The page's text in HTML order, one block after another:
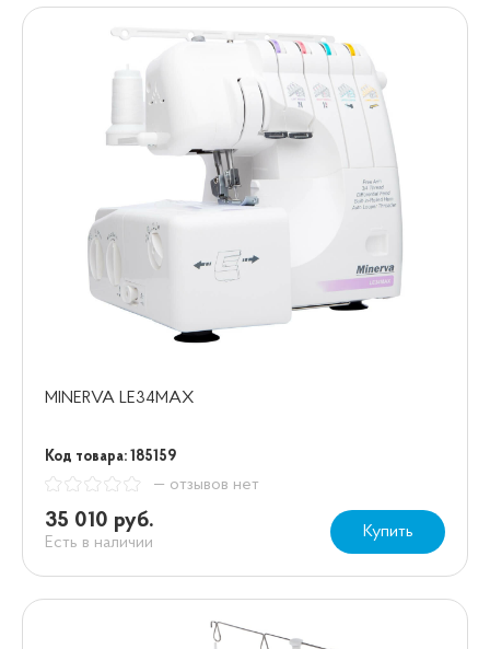
MINERVA LE34MAX
Код товара: 185159
— отзывов нет
35 010 руб.
Есть в наличии
Купить